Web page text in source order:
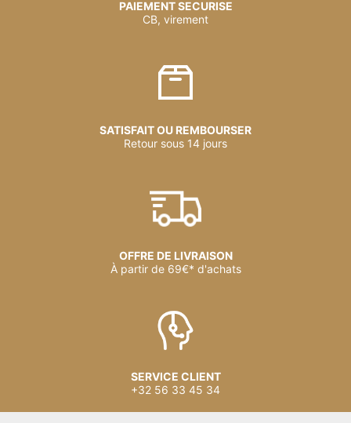
PAIEMENT SECURISE
CB, virement
SATISFAIT OU REMBOURSER
Retour sous 14 jours
OFFRE DE LIVRAISON
À partir de 69€* d'achats
SERVICE CLIENT
+32 56 33 45 34